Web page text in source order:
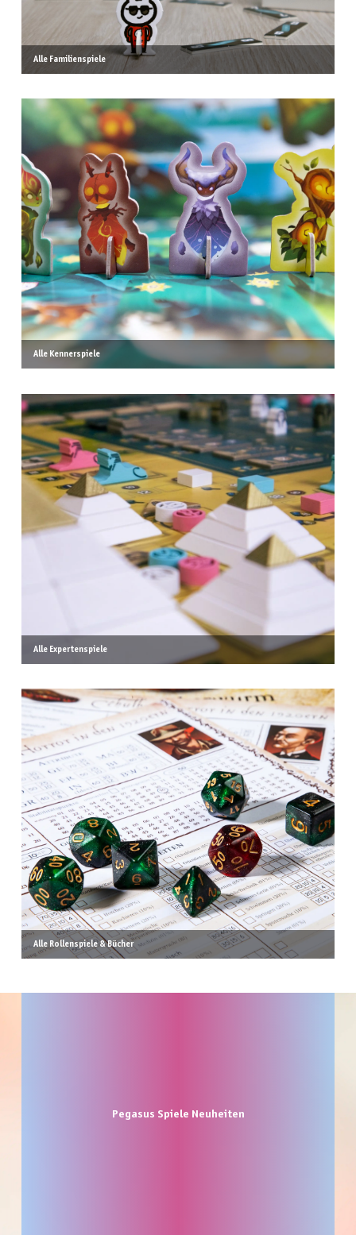
Alle Familienspiele
Alle Kennerspiele
Alle Expertenspiele
Alle Rollenspiele & Bücher
Pegasus Spiele Neuheiten